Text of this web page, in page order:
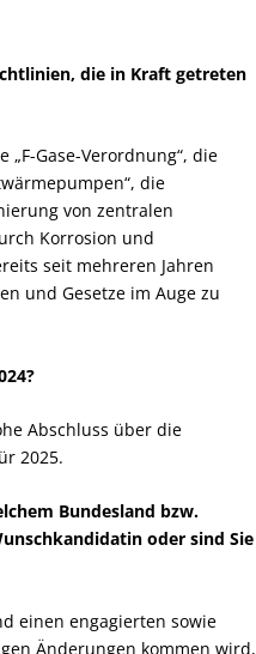
die in Kraft getreten
Gase-Verordnung“, die
die
von zentralen
Korrosion und
seit mehreren Jahren
und Gesetze im Auge zu
Abschluss über die
2025.
Bundesland bzw.
oder sind Sie
einen engagierten sowie
Änderungen kommen wird,